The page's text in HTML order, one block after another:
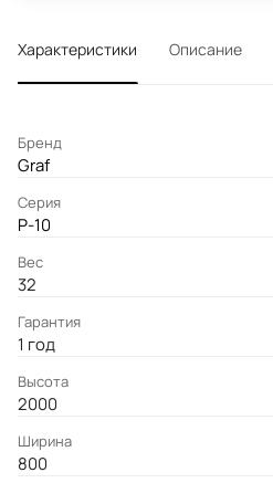
Характеристики Описание
Бренд
Graf
Серия
P-10
Вес
32
Гарантия
1 год
Высота
2000
Ширина
800